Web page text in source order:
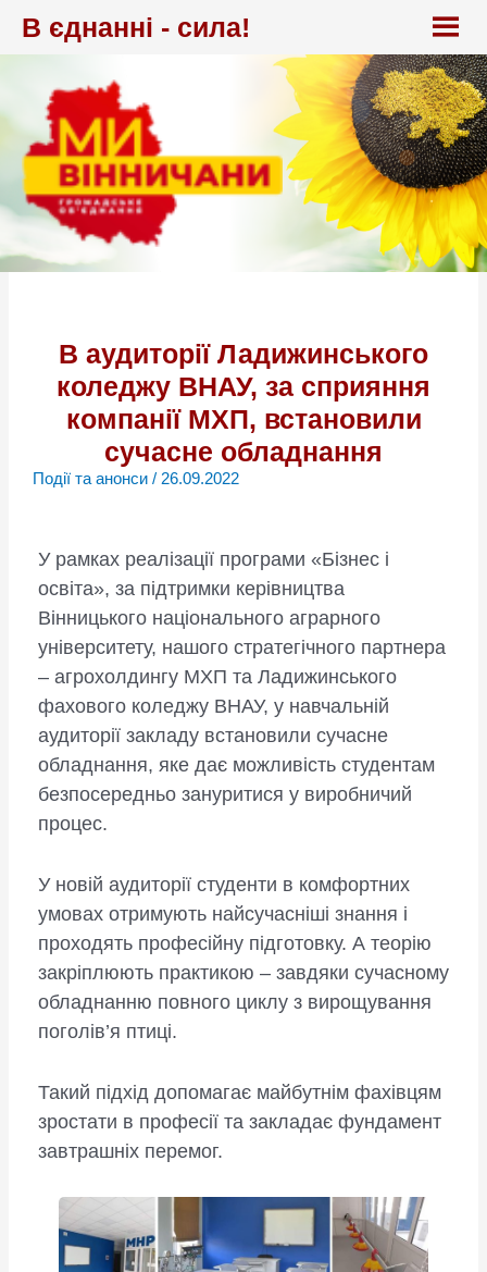
В єднанні - сила!
В аудиторії Ладижинського
коледжу ВНАУ, за сприяння
компанії МХП, встановили
сучасне обладнання
Події та анонси/ 26.09.2022
У рамках реалізації програми «Бізнес і
освіта», за підтримки керівництва
Вінницького національного аграрного
університету, нашого стратегічного партнера
– агрохолдингу МХП та Ладижинського
фахового коледжу ВНАУ, у навчальній
аудиторії закладу встановили сучасне
обладнання, яке дає можливість студентам
безпосередньо зануритися у виробничий
процес.
У новій аудиторії студенти в комфортних
умовах отримують найсучасніші знання і
проходять професійну підготовку. А теорію
закріплюють практикою – завдяки сучасному
обладнанню повного циклу з вирощування
поголів’я птиці.
Такий підхід допомагає майбутнім фахівцям
зростати в професії та закладає фундамент
завтрашніх перемог.